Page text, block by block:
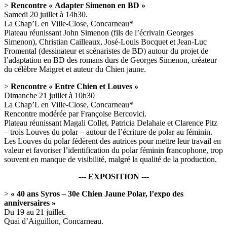
> Rencontre « Adapter Simenon en BD »
Samedi 20 juillet à 14h30.
La Chap’L en Ville-Close, Concarneau*
Plateau réunissant John Simenon (fils de l’écrivain Georges
Simenon), Christian Cailleaux, José-Louis Bocquet et Jean-Luc
Fromental (dessinateur et scénaristes de BD) autour du projet de
l’adaptation en BD des romans durs de Georges Simenon, créateur
du célèbre Maigret et auteur du Chien jaune.
> Rencontre « Entre Chien et Louves »
Dimanche 21 juillet à 10h30
La Chap’L en Ville-Close, Concarneau*
Rencontre modérée par Françoise Bercovici.
Plateau réunissant Magali Collet, Patricia Delahaie et Clarence Pitz
– trois Louves du polar – autour de l’écriture de polar au féminin.
Les Louves du polar fédèrent des autrices pour mettre leur travail en
valeur et favoriser l’identification du polar féminin francophone, trop
souvent en manque de visibilité, malgré la qualité de la production.
--- EXPOSITION ---
> « 40 ans Syros – 30e Chien Jaune Polar, l’expo des
anniversaires »
Du 19 au 21 juillet.
Quai d’Aiguillon, Concarneau.